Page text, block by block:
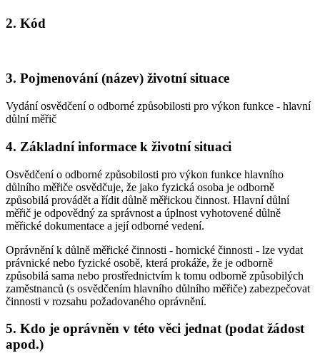
2. Kód
3. Pojmenování (název) životní situace
Vydání osvědčení o odborné způsobilosti pro výkon funkce - hlavní
důlní měřič
4. Základní informace k životní situaci
Osvědčení o odborné způsobilosti pro výkon funkce hlavního
důlního měřiče osvědčuje, že jako fyzická osoba je odborně
způsobilá provádět a řídit důlně měřickou činnost. Hlavní důlní
měřič je odpovědný za správnost a úplnost vyhotovené důlně
měřické dokumentace a její odborné vedení.
Oprávnění k důlně měřické činnosti - hornické činnosti - lze vydat
právnické nebo fyzické osobě, která prokáže, že je odborně
způsobilá sama nebo prostřednictvím k tomu odborně způsobilých
zaměstnanců (s osvědčením hlavního důlního měřiče) zabezpečovat
činnosti v rozsahu požadovaného oprávnění.
5. Kdo je oprávněn v této věci jednat (podat žádost
apod.)